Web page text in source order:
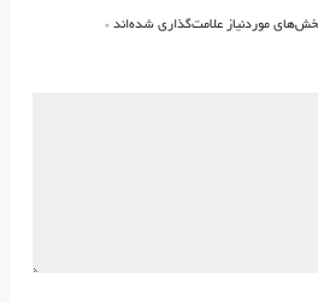
موردنیاز علامت‌گذاری شده‌اند *